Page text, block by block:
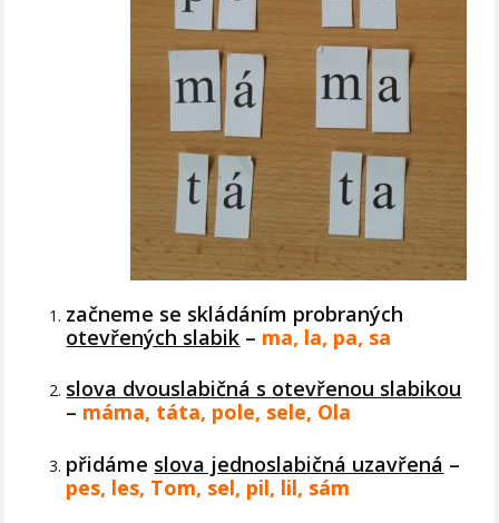
začneme se skládáním probraných
otevřených slabik – ma, la, pa, sa
slova dvouslabičná s otevřenou slabikou
– máma, táta, pole, sele, Ola
přidáme slova jednoslabičná uzavřená –
pes, les, Tom, sel, pil, lil, sám